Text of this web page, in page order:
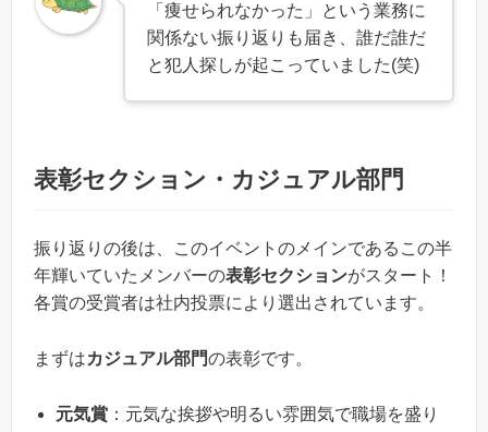
「痩せられなかった」という業務に
関係ない振り返りも届き、誰だ誰だ
と犯人探しが起こっていました(笑)
表彰セクション・カジュアル部門
振り返りの後は、このイベントのメインであるこの半
年輝いていたメンバーの表彰セクションがスタート！
各賞の受賞者は社内投票により選出されています。
まずはカジュアル部門の表彰です。
元気賞 ：元気な挨拶や明るい雰囲気で職場を盛り